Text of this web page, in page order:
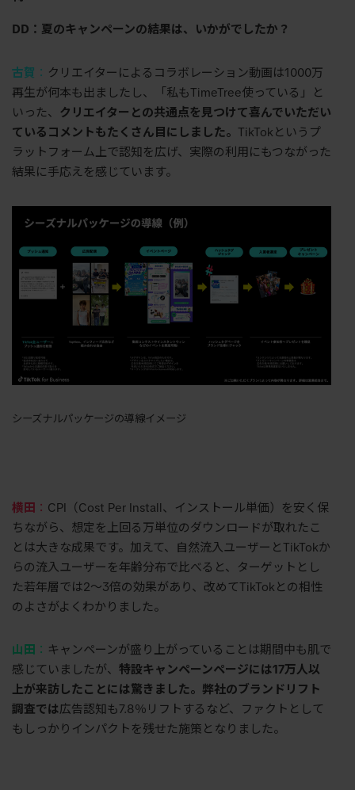
DD：夏のキャンペーンの結果は、いかがでしたか？
古賀 ： クリエイターによるコラボレーション動画は1000万
再生が何本も出ましたし、「私も
TimeTree使っている」と
いった、 クリエイターとの共通点を見つけて喜んでいただい
ているコメントもたくさん目にしました。
TikTok というプ
ラットフォーム上で認知を広げ、実際の利用にもつながった
結果に手応えを感じています。
シーズナルパッケージの導線イメージ
横田 ： CPI （ Cost Per Install 、インストール単価）を安く保
ちながら、想定を上回る万単位のダウンロードが取れたこ
とは大きな成果です。加えて、自然流入ユーザーと
TikTokか
らの流入ユーザーを年齢分布で比べると、ターゲットとし
た若年層では2〜3倍の効果があり、改めて TikTok との相性
のよさがよくわかりました。
山田 ： キャンペーンが盛り上がっていることは期間中も肌で
感じていましたが、 特設キャンペーンページには17万人以
上が来訪したことには驚きました。弊社のブランドリフト
調査では広告認知も 7.8％リフトするなど、ファクトとして
もしっかりインパクトを残せた施策となりました。